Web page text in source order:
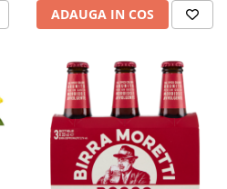
ADAUGA IN COS